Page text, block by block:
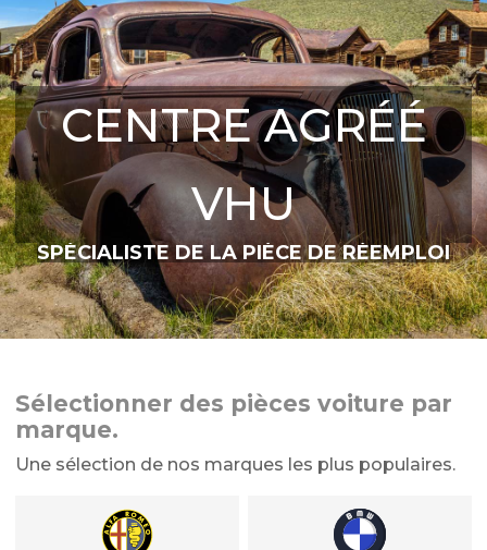
CENTRE AGRÉÉ
VHU
SPÉCIALISTE DE LA PIÈCE DE RÉEMPLOI
Sélectionner des pièces voiture par
marque.
Une sélection de nos marques les plus populaires.